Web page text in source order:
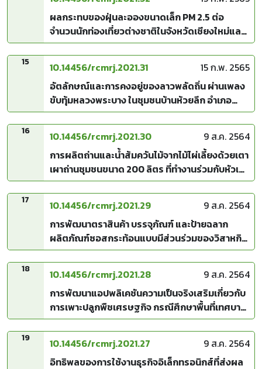
ผลกระทบของฝุ่นละอองขนาดเล็ก PM 2.5 ต่อ
จำนวนนักท่องเที่ยวต่างชาติในจังหวัดเชียงใหม่และ
กรุงเทพมหานคร
15 10.14456/rcmrj.2021.31
15 ก.พ. 2565
อัตลักษณ์และการคงอยู่ของลาวพลัดถิ่น ผ่านเพลง
ขับทุ้มหลวงพระบาง ในชุมชนบ้านห้วยลึก อำเภอ
เวียงแก่น จังหวัดเชียงราย
16 10.14456/rcmrj.2021.30
9 ส.ค. 2564
การผลิตถ่านและน้ำส้มควันไม้จากไม้ไผ่เลี้ยงด้วยเตา
เผาถ่านชุมชนขนาด 200 ลิตร ที่ทำงานร่วมกับหัวเผา
แก๊สเชื้อเพลิงสังเคราะห์
17 10.14456/rcmrj.2021.29
9 ส.ค. 2564
การพัฒนาตราสินค้า บรรจุภัณฑ์ และป้ายฉลาก
ผลิตภัณฑ์ซอสกระท้อนแบบมีส่วนร่วมของวิสาหกิจ
ชุมชนเกษตรอินทรีย์บ้านงิ้วราย อำเภอเมืองลพบุรี
จังหวัดลพบุรี
18 10.14456/rcmrj.2021.28
9 ส.ค. 2564
การพัฒนาแอปพลิเคชันความเป็นจริงเสริมเกี่ยวกับ
การเพาะปลูกพืชเศรษฐกิจ กรณีศึกษาพื้นที่เทศบาล
เมืองเมืองแกนพัฒนา อำเภอแม่แตง จังหวัด
เชียงใหม่
19 10.14456/rcmrj.2021.27
9 ส.ค. 2564
อิทธิพลของการใช้งานธุรกิจอิเล็กทรอนิกส์ที่ส่งผล